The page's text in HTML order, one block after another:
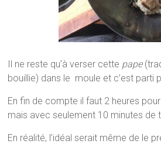
Il ne reste qu’à verser cette pape
bouillie) dans le moule et c’est parti
En fin de compte il faut 2 heures
mais avec seulement 10 minutes de
En réalité, l’idéal serait même de le